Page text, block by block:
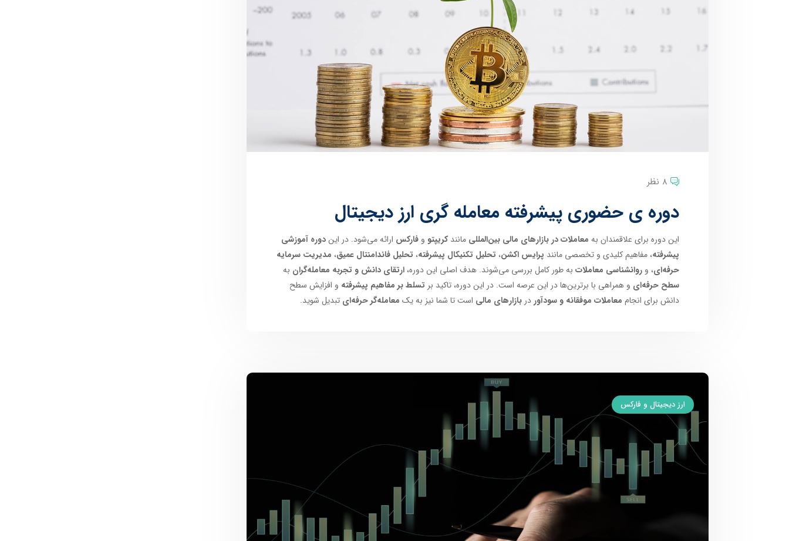
8 نظر
دوره ی حضوری پیشرفته معامله گری ارز دیجیتال
این دوره برای علاقمندان به معاملات در بازارهای مالی بین‌المللی مانندکریپتو و فارکس ارائه می‌شود. در ایندوره آموزشی
پیشرفته، مفاهیم کلیدی و تخصصی مانند پرایس اکشن، تحلیل تکنیکال پیشرفته، تحلیل فاندامنتال عمیق، مدیریت سرمایه
حرفه‌ای، و روانشناسی معاملات به طور کامل بررسی می‌شوند. هدف اصلی این دوره، ارتقای دانش و تجربه معامله‌گران به
سطح حرفه‌ای و همراهی با برترین‌ها در این عرصه است. در این دوره، تاکید بر تسلط بر مفاهیم پیشرفته و افزایش سطح
دانش برای انجام معاملات موفقانه و سودآور در بازارهای مالی است تا شما نیز به یک معامله‌گر حرفه‌ای تبدیل شوید.
ارز دیجیتال و فارکس